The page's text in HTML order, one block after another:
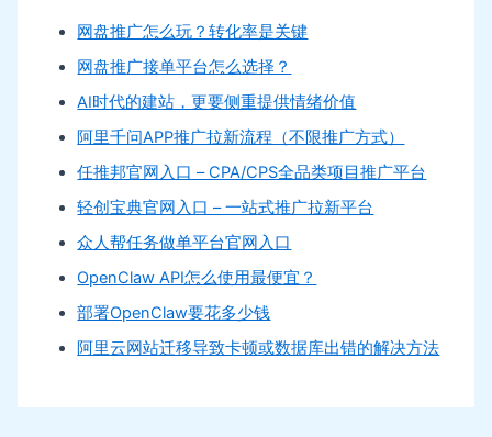
网盘推广怎么玩？转化率是关键
网盘推广接单平台怎么选择？
AI时代的建站，更要侧重提供情绪价值
阿里千问APP推广拉新流程（不限推广方式）
任推邦官网入口 – CPA/CPS全品类项目推广平台
轻创宝典官网入口 – 一站式推广拉新平台
众人帮任务做单平台官网入口
OpenClaw API怎么使用最便宜？
部署OpenClaw要花多少钱
阿里云网站迁移导致卡顿或数据库出错的解决方法